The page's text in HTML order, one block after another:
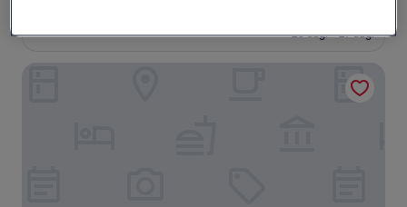
(1 108 recensioner)
26 aug. – 27 aug.